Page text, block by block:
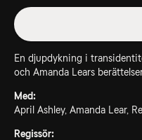
En djupdykning i
och Amanda Lears
Med:
April Ashley, Amanda Lear,
Regissör: